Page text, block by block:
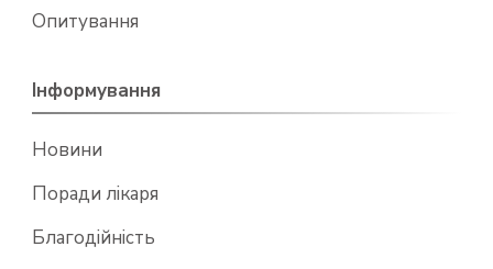
Опитування
Інформування
Новини
Поради лікаря
Благодійність